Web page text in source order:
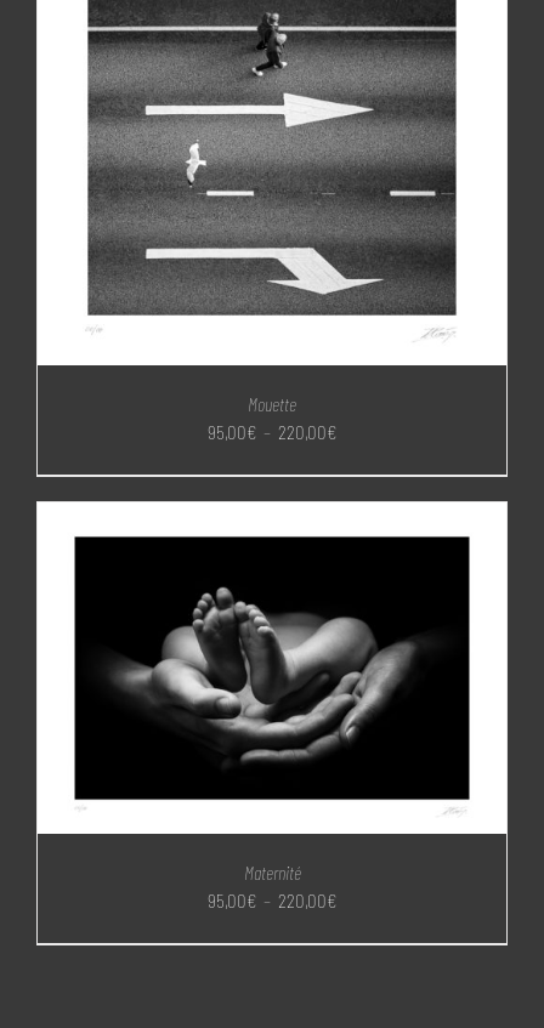
Mouette
95,00€ – 220,00€
à
Maternité
95,00€ – 220,00€
prix :